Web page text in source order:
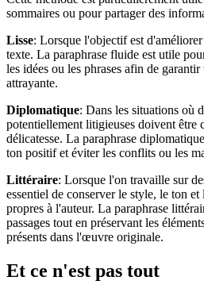
sommaires ou pour partager des
Lisse: Lorsque l'objectif est
texte. La paraphrase fluide est utile
les idées ou les phrases afin de
attrayante.
Diplomatique: Dans les situations où
potentiellement litigieuses doivent être
délicatesse. La paraphrase
ton positif et éviter les conflits ou les
Littéraire: Lorsque l'on travaille sur
essentiel de conserver le style, le ton
propres à l'auteur. La paraphrase
passages tout en préservant les
présents dans l'œuvre originale.
Et ce n'est pas tout